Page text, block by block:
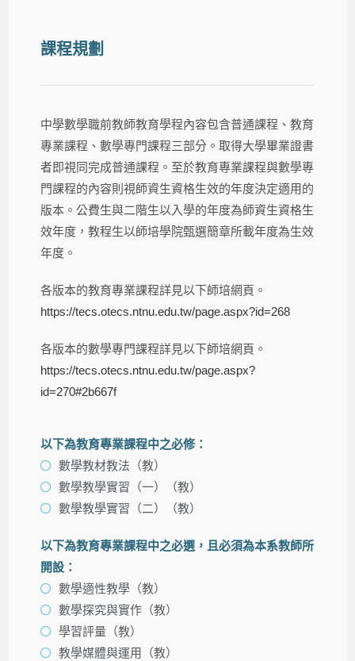
課程規劃
中學數學職前教師教育學程內容包含普通課程、教育
專業課程、數學專門課程三部分。取得大學畢業證書
者即視同完成普通課程。至於教育專業課程與數學專
門課程的內容則視師資生資格生效的年度決定適用的
版本。公費生與二階生以入學的年度為師資生資格生
效年度，教程生以師培學院甄選簡章所載年度為生效
年度。
各版本的教育專業課程詳見以下師培網頁。
https://tecs.otecs.ntnu.edu.tw/page.aspx?id=268
各版本的數學專門課程詳見以下師培網頁。
https://tecs.otecs.ntnu.edu.tw/page.aspx?
id=270#2b667f
以下為教育專業課程中之必修：
數學教材教法（教）
數學教學實習（一）（教）
數學教學實習（二）（教）
以下為教育專業課程中之必選，且必須為本系教師所
開設：
數學適性教學（教）
數學探究與實作（教）
學習評量（教）
教學媒體與運用（教）